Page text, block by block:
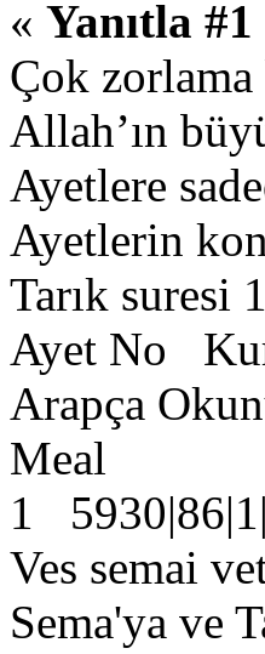
« Yanıtla #1
Çok zorlama
Allah’ın
Ayetlere
Ayetlerin
Tarık suresi
Ayet No
Arapça
Meal
Ves semai
Sema'ya ve